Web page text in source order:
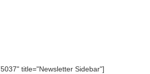
title="Newsletter Sidebar"]